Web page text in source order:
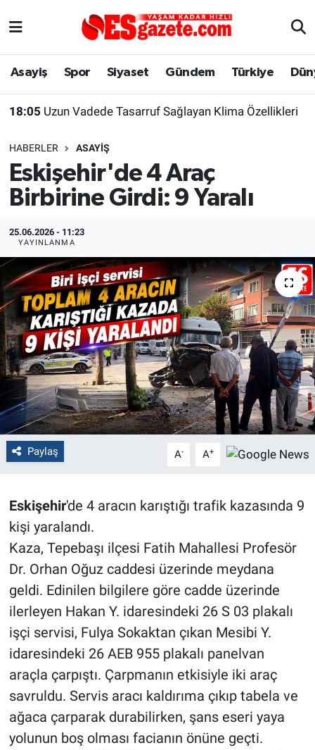
Asayiş Spor Siyaset Gündem Türkiye
18:05 Uzun Vadede Tasarruf Sağlayan Klima Özellikleri
HABERLER ASAYIŞ
Eskişehir'de 4 Araç
Birbirine Girdi: 9 Yaralı
25.06.2026 - 11:23
YAYINLANMA
Paylaş A- A+
Eskişehir'de 4 aracın karıştığı trafik kazasında 9
kişi yaralandı.
Kaza, Tepebaşı ilçesi Fatih Mahallesi Profesör
Dr. Orhan Oğuz caddesi üzerinde meydana
geldi. Edinilen bilgilere göre cadde üzerinde
ilerleyen Hakan Y. idaresindeki 26 S 03 plakalı
işçi servisi, Fulya Sokaktan çıkan Mesibi Y.
idaresindeki 26 AEB 955 plakalı panelvan
araçla çarpıştı. Çarpmanın etkisiyle iki araç
savruldu. Servis aracı kaldırıma çıkıp tabela ve
ağaca çarparak durabilirken, şans eseri yaya
yolunun boş olması facianın önüne geçti.
Asayiş
Gündem
Türkiye
Dünya
Sağlık
Alış-Veriş/İş dünyası
Yaşam
Eskişehirspor Arşivi
Eskişehir Arşivi
Röportaj
Ekonomi
Kültür Sanat
Politika
Bilecik
Kütahya
Gezi
Çevre
Yerel
Magazin
Bilim ve Teknoloji
Eskişehir Nöbetçi Eczaneler
Süper Lig Puan Durumu ve Fikstür
Tüm Manşetler
Son Dakika Haberleri
Haber Arşivi